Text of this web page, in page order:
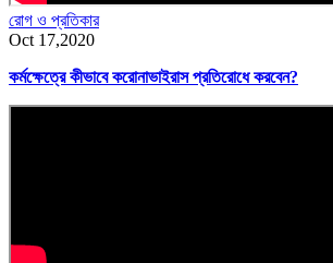
রোগ ও প্রতিকার
Oct 17,2020
কর্মক্ষেত্রে কীভাবে করোনাভাইরাস প্রতিরোধে করবেন?